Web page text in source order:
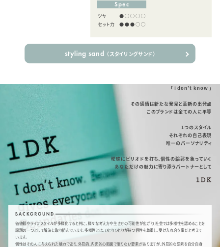
Spec
ツヤ
●○○○○
セット力
●●●○○
styling sand （スタイリングサンド）
「 I don't know 」
その感情は新たな発見と革新の出発点
このブランドは全ての人に平等
1つのスタイル
それぞれの自己表現
唯一のパーソナリティ
曖昧にピリオドを打ち、個性の輪郭を象っていく
あなただけの魅力に寄り添うパートナーとして
BACKGROUND
価値観やライフスタイルが多様化すると共に、様々な考え方や生き方の可能性が広がり、社会では多様性を認めることを
課題の一つとして解決に取り組んでいます。多様性とは、ひとりひとりが持つ個性を尊重し、受け入れ合う事だと考えて
います。
個性はその人に与えられた魅力であり、外見的、内面的の両面で限りない要素がありますが、外見的な要素を自分自身